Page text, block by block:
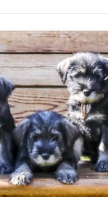
MITGLIEDER